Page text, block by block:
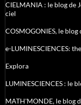
CIELMANIA : le blog de
ciel
COSMOGONIES, le
e-LUMINESCIENCES:
Explora
LUMINESCIENCES : le
MATH'MONDE, le blog